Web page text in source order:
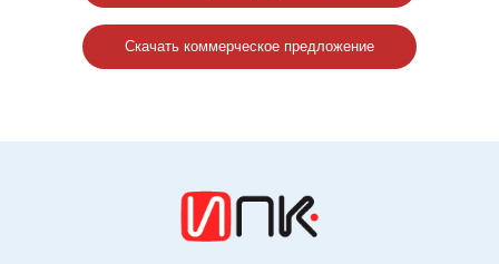
Скачать коммерческое предложение